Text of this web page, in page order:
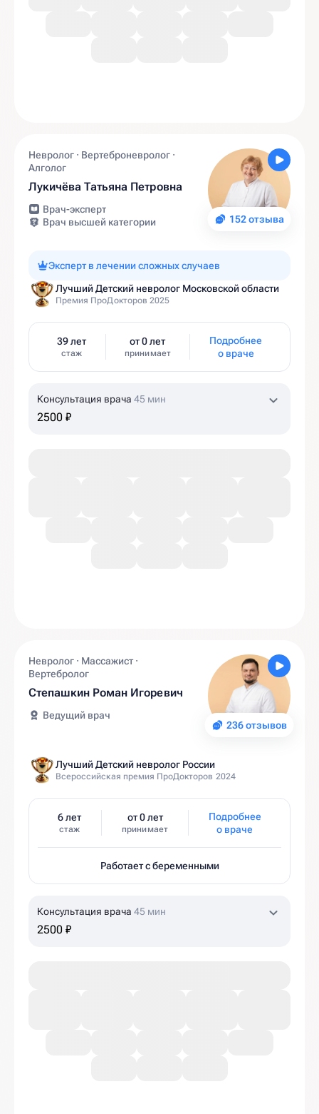
152 отзыва
Невролог · Вертеброневролог ·
Алголог
Лукичёва Татьяна Петровна
Врач-эксперт
Врач высшей категории
Эксперт в лечении сложных случаев
Лучший Детский невролог Московской области
Премия ПроДокторов 2025
39 лет
стаж
от 0 лет
принимает
Подробнее
о враче
Консультация врача 45 мин
2500 ₽
236 отзывов
Невролог · Массажист ·
Вертебролог
Степашкин Роман Игоревич
Ведущий врач
Лучший Детский невролог России
Всероссийская премия ПроДокторов 2024
6 лет
стаж
от 0 лет
принимает
Подробнее
о враче
Работает с беременными
Консультация врача 45 мин
2500 ₽